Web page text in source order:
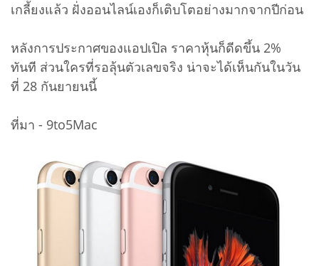
เกลี้ยงแล้ว ฝั่งออนไลน์เองก็เติบโตอย่างมากจากปีก่อน
หลังการประกาศของแอปเปิล ราคาหุ้นก็ดีดขึ้น 2%
ทันที ส่วนใครที่รอลุ้นตัวเลขจริง น่าจะได้เห็นกันในวัน
ที่ 28 กันยายนนี้
ที่มา - 9to5Mac